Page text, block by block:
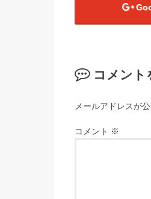
コメント
メールアドレスが
コメント ※